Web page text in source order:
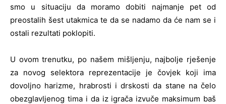
smo u situaciju da moramo dobiti najmanje pet od
preostalih šest utakmica te da se nadamo da će nam se i
ostali rezultati poklopiti.
U ovom trenutku, po našem mišljenju, najbolje rješenje
za novog selektora reprezentacije je čovjek koji ima
dovoljno harizme, hrabrosti i drskosti da stane na čelo
obezglavljenog tima i da iz igrača izvuče maksimum baš